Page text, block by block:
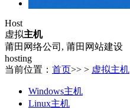
Host
虚拟主机
莆田网络公司, 莆田网站建设
hosting
当前位置： 首页>> > 虚拟主机
Windows主机
Linux主机